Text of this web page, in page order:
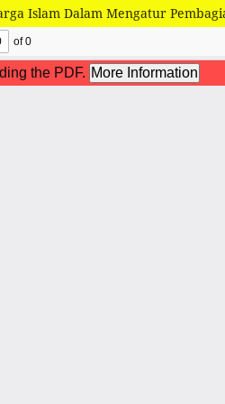
Islam Dalam Mengatur